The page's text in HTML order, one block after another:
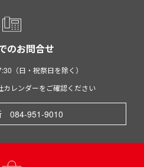
のお問合せ
（日・祝祭日を除く）
カレンダーをご確認ください
084-951-9010